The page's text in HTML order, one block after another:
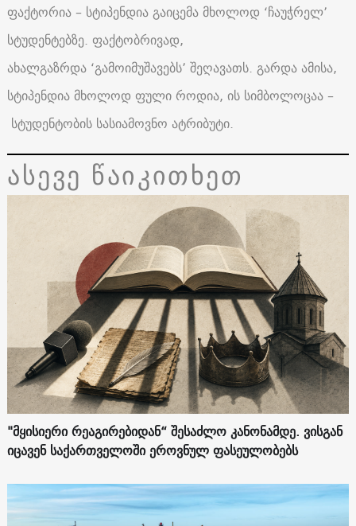
ფაქტორია – სტიპენდია გაიცემა მხოლოდ ‘ჩაუჭრელ’
სტუდენტებზე. ფაქტობრივად,
ახალგაზრდა ‘გამოიმუშავებს’ შეღავათს. გარდა ამისა,
სტიპენდია მხოლოდ ფული როდია, ის სიმბოლოცაა –
სტუდენტობის სასიამოვნო ატრიბუტი.
ასევე წაიკითხეთ
"მყისიერი რეაგირებიდან“ შესაძლო კანონამდე. ვისგან
იცავენ საქართველოში ეროვნულ ფასეულობებს